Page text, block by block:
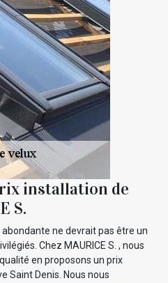
installation de
S.
ne devrait pas être un
Chez MAURICE S. , nous
en proposons un prix
Saint Denis. Nous nous